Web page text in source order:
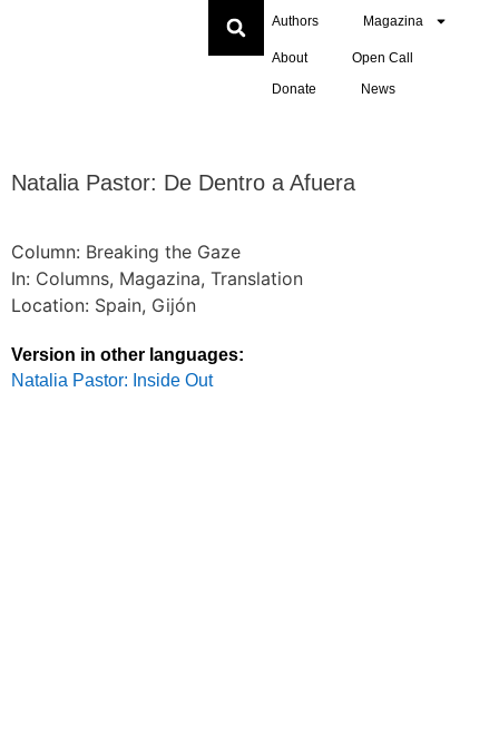
Authors Magazina
About
Open Call
Donate
News
Natalia Pastor: De Dentro a Afuera
Column: Breaking the Gaze
In: Columns, Magazina, Translation
Location: Spain, Gijón
Version in other languages:
Natalia Pastor: Inside Out